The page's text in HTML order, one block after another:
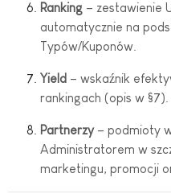
Ranking – zestawienie
automatycznie na
Typów/Kuponów.
Yield – wskaźnik
rankingach (opis w §7).
Partnerzy– podmioty
Administratorem w
marketingu, promocji